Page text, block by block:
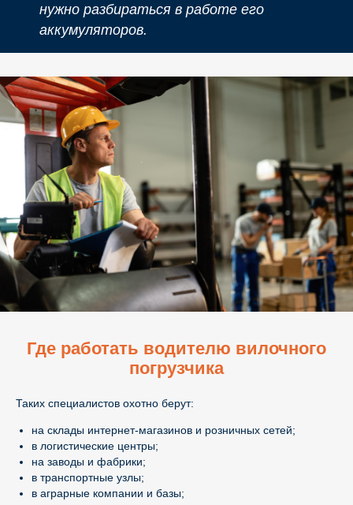
нужно разбираться в работе его
аккумуляторов.
Где работать водителю вилочного
погрузчика
Таких специалистов охотно берут:
на склады интернет-магазинов и розничных сетей;
в логистические центры;
на заводы и фабрики;
в транспортные узлы;
в аграрные компании и базы;